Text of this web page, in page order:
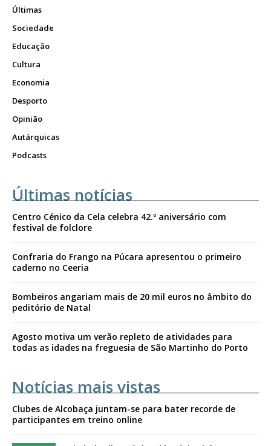
Últimas
Sociedade
Educação
Cultura
Economia
Desporto
Opinião
Autárquicas
Podcasts
Últimas notícias
Centro Cénico da Cela celebra 42.º aniversário com
festival de folclore
Confraria do Frango na Púcara apresentou o primeiro
caderno no Ceeria
Bombeiros angariam mais de 20 mil euros no âmbito do
peditório de Natal
Agosto motiva um verão repleto de atividades para
todas as idades na freguesia de São Martinho do Porto
Notícias mais vistas
Clubes de Alcobaça juntam-se para bater recorde de
participantes em treino online